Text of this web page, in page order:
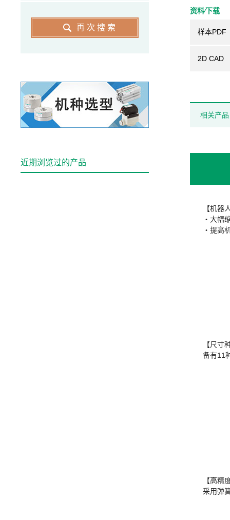
资料⁄下载
样本PDF
2D CAD
相关产品
【机器
・大幅
・提高
【尺寸
备有11
【高精
采用弹
再次搜索
近期浏览过的产品